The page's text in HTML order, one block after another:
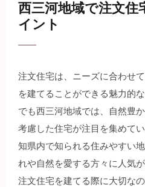
西三河地域で注文住
イント
注文住宅は、ニーズに合わせ
を建てることができる魅力的
でも西三河地域では、自然豊
考慮した住宅が注目を集めて
知県内で知られる住みやすい
れや自然を愛する方々に人気
注文住宅を建てる際に大切な